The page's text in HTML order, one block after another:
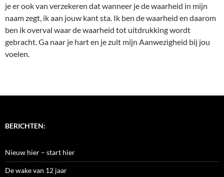
je er ook van verzekeren dat wanneer je de waarheid in mijn
naam zegt, ik aan jouw kant sta. Ik ben de waarheid en daarom
ben ik overval waar de waarheid tot uitdrukking wordt
gebracht. Ga naar je hart en je zult mijn Aanwezigheid bij jou
voelen.
BERICHTEN:
Nieuw hier – start hier
De wake van 12 jaar